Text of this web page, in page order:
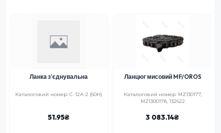
Ланка з'єднувальна
Каталоговий номер: C-12A-2 (60H)
51.95
Ланцюг мисовий MF/OROS
Каталоговий номер: MZ130177,
MZ1300178, 132622
3 083.14